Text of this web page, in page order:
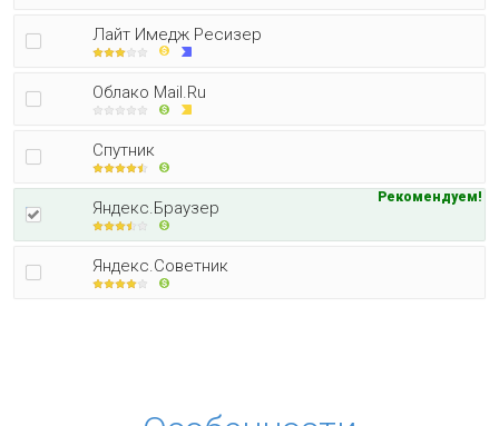
Лайт Имедж Ресизер
Облако Mail.Ru
Спутник
Яндекс.Браузер
Рекомендуем!
Яндекс.Советник